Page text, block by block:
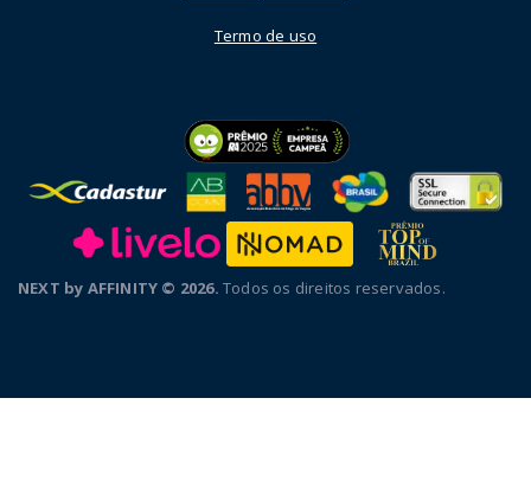
Termo de uso
NEXT by AFFINITY © 2026. Todos os direitos reservados.